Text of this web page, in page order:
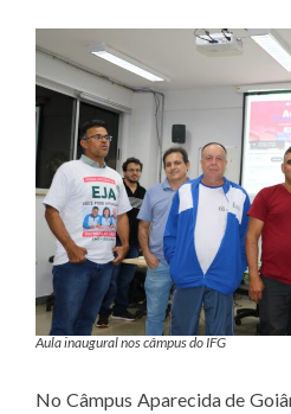
Aula inaugural nos câmpus do IFG
No Câmpus Aparecida de